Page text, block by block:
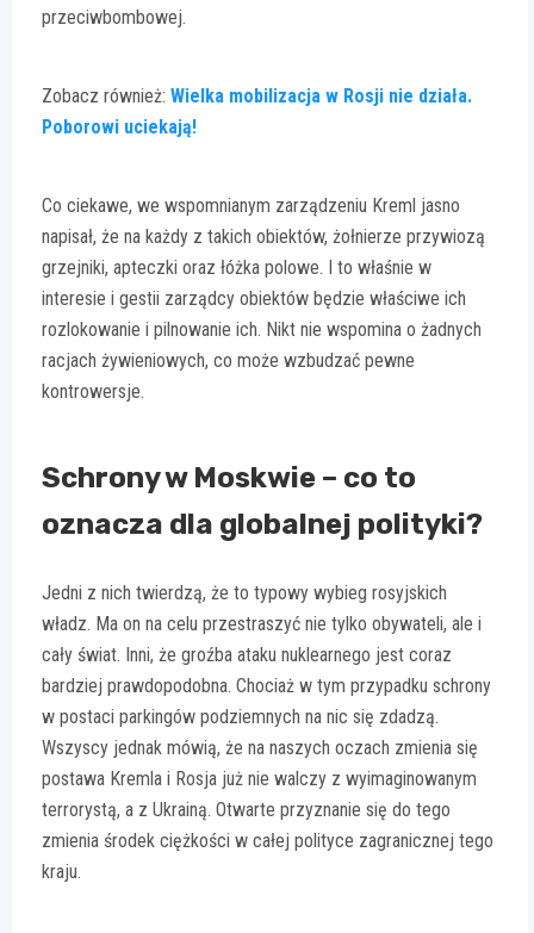
przeciwbombowej.
Zobacz również: Wielka mobilizacja w Rosji nie działa.
Poborowi uciekają!
Co ciekawe, we wspomnianym zarządzeniu Kreml jasno
napisał, że na każdy z takich obiektów, żołnierze przywiozą
grzejniki, apteczki oraz łóżka polowe. I to właśnie w
interesie i gestii zarządcy obiektów będzie właściwe ich
rozlokowanie i pilnowanie ich. Nikt nie wspomina o żadnych
racjach żywieniowych, co może wzbudzać pewne
kontrowersje.
Schrony w Moskwie – co to
oznacza dla globalnej polityki?
Jedni z nich twierdzą, że to typowy wybieg rosyjskich
władz. Ma on na celu przestraszyć nie tylko obywateli, ale i
cały świat. Inni, że groźba ataku nuklearnego jest coraz
bardziej prawdopodobna. Chociaż w tym przypadku schrony
w postaci parkingów podziemnych na nic się zdadzą.
Wszyscy jednak mówią, że na naszych oczach zmienia się
postawa Kremla i Rosja już nie walczy z wyimaginowanym
terrorystą, a z Ukrainą. Otwarte przyznanie się do tego
zmienia środek ciężkości w całej polityce zagranicznej tego
kraju.